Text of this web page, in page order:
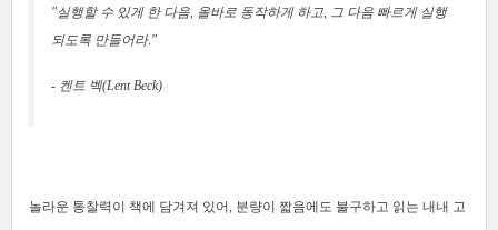
"실행할 수 있게 한 다음, 올바로 동작하게 하고, 그 다음 빠르게 실행
되도록 만들어라."
- 켄트 벡(Lent Beck)
놀라운 통찰력이 책에 담겨져 있어, 분량이 짧음에도 불구하고 읽는 내내 고